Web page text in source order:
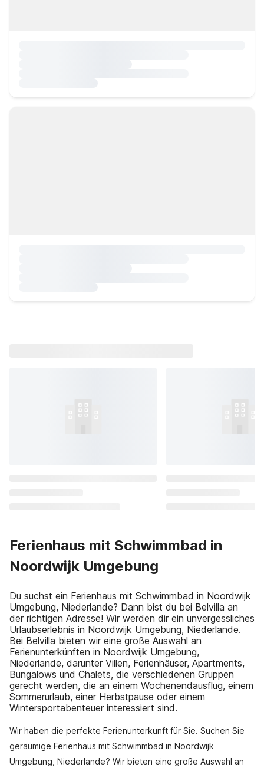
Ferienhaus mit Schwimmbad in
Noordwijk Umgebung
Du suchst ein Ferienhaus mit Schwimmbad in Noordwijk
Umgebung, Niederlande? Dann bist du bei Belvilla an
der richtigen Adresse! Wir werden dir ein unvergessliches
Urlaubserlebnis in Noordwijk Umgebung, Niederlande.
Bei Belvilla bieten wir eine große Auswahl an
Ferienunterkünften in Noordwijk Umgebung,
Niederlande, darunter Villen, Ferienhäuser, Apartments,
Bungalows und Chalets, die verschiedenen Gruppen
gerecht werden, die an einem Wochenendausflug, einem
Sommerurlaub, einer Herbstpause oder einem
Wintersportabenteuer interessiert sind.
Wir haben die perfekte Ferienunterkunft für Sie. Suchen Sie
geräumige Ferienhaus mit Schwimmbad in Noordwijk
Umgebung, Niederlande? Wir bieten eine große Auswahl an